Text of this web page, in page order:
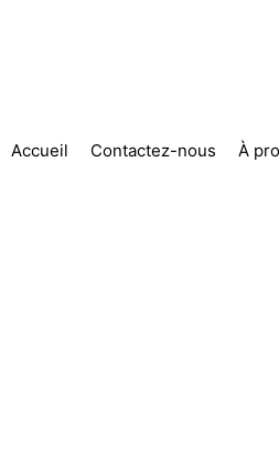
Accueil Contactez-nous À